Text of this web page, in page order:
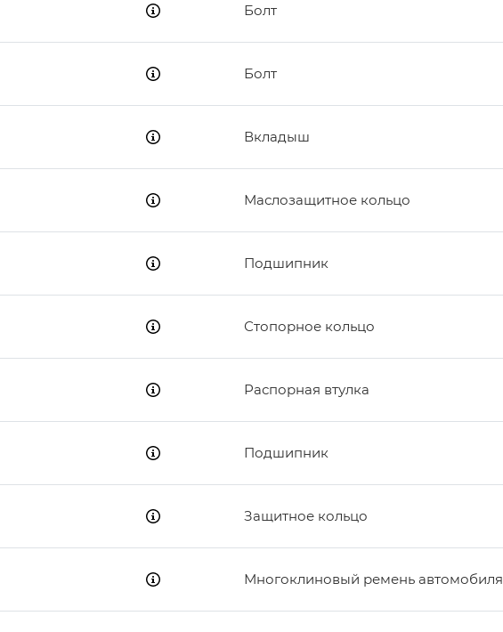
Болт
Болт
Вкладыш
Маслозащитное кольцо
Подшипник
Стопорное кольцо
Распорная втулка
Подшипник
Защитное кольцо
Многоклиновый ремень автомобиля